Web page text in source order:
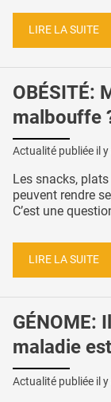
LIRE LA SUITE
OBÉSITÉ:
malbouffe
Actualité publiée il y
Les snacks,
peuvent rendre
C’est une
LIRE LA SUITE
GÉNOME:
maladie
Actualité publiée il y